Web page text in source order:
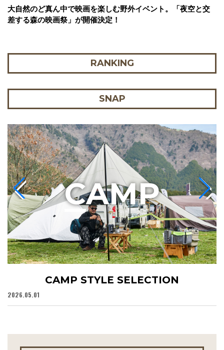
大自然のど真ん中で映画を楽しむ野外イベント。「夜空と交
差する森の映画祭」が開催決定！
RANKING
SNAP
CAMP STYLE SELECTION
2026.05.01
CAMP